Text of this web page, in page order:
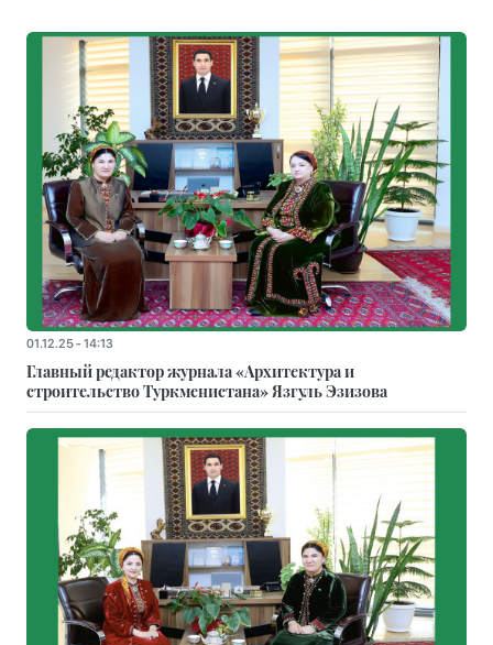
01.12.25 - 14:13
Главный редактор журнала «Архитектура и
строительство Туркменистана» Язгуль Эзизова